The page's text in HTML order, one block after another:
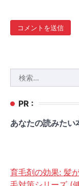
索:
PR :
あなたの読みたい
育毛剤の効果: 髪